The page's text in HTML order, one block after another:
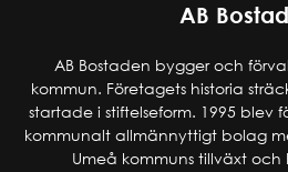
AB
AB Bostaden bygger och
kommun. Företagets historia
startade i stiftelseform. 1995
kommunalt allmännyttigt bolag
Umeå kommuns tillväxt och